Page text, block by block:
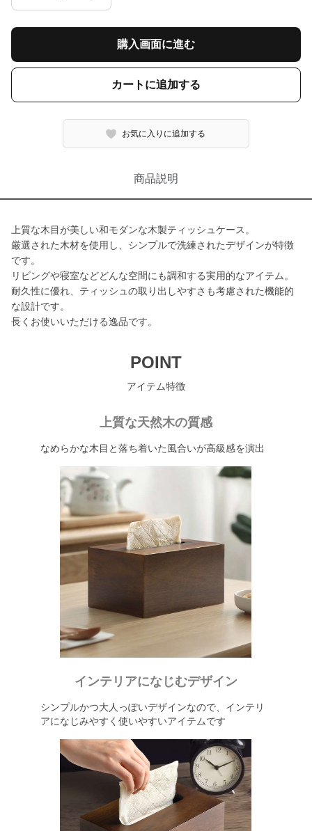
購入画面に進む
カートに追加する
お気に入りに追加する
商品説明
上質な木目が美しい和モダンな木製ティッシュケース。
厳選された木材を使用し、シンプルで洗練されたデザインが特徴
です。
リビングや寝室などどんな空間にも調和する実用的なアイテム。
耐久性に優れ、ティッシュの取り出しやすさも考慮された機能的
な設計です。
長くお使いいただける逸品です。
POINT
アイテム特徴
上質な天然木の質感
なめらかな木目と落ち着いた風合いが高級感を演出
インテリアになじむデザイン
シンプルかつ大人っぽいデザインなので、インテリ
アになじみやすく使いやすいアイテムです